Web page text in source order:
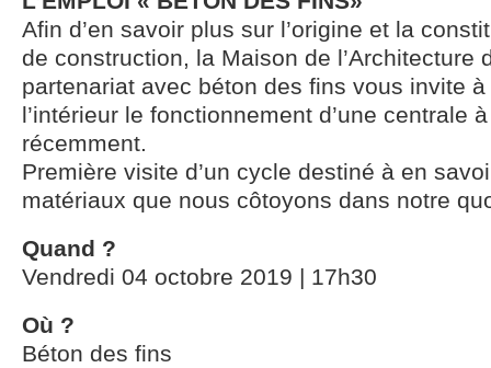
Afin d’en savoir plus sur l’origine et la
de construction, la Maison de l’Architecture
partenariat avec béton des fins vous invite
l’intérieur le fonctionnement d’une centrale
récemment.
Première visite d’un cycle destiné à en
matériaux que nous côtoyons dans notre
Quand ?
Vendredi 04 octobre 2019 | 17h30
Où ?
Béton des fins